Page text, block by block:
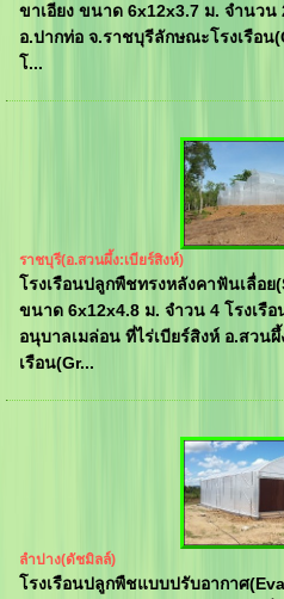
ขาเอียง ขนาด 6x12x3.7 ม. จำนวน
อ.ปากท่อ จ.ราชบุรีลักษณะโรงเรือ
โ...
ราชบุรี(อ.สวนผึ้ง:เบียร์สิงห์)
โรงเรือนปลูกพืชทรงหลังคาฟันเลื่อ
ขนาด 6x12x4.8 ม. จำวน 4 โรงเรื
อนุบาลเมล่อน ที่ไร่เบียร์สิงห์ อ.สวน
เรือน(Gr...
ลำปาง(ดัชมิลล์)
โรงเรือนปลูกพืชแบบปรับอากาศ